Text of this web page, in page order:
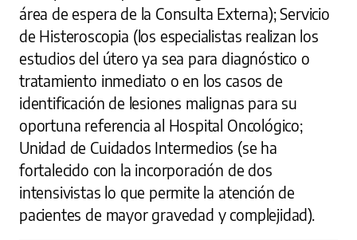
área de espera de la Consulta Externa); Servicio
de Histeroscopia (los especialistas realizan los
estudios del útero ya sea para diagnóstico o
tratamiento inmediato o en los casos de
identificación de lesiones malignas para su
oportuna referencia al Hospital Oncológico;
Unidad de Cuidados Intermedios (se ha
fortalecido con la incorporación de dos
intensivistas lo que permite la atención de
pacientes de mayor gravedad y complejidad).